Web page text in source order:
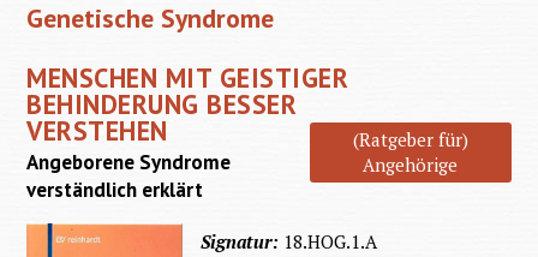
Genetische Syndrome
MENSCHEN MIT GEISTIGER
BEHINDERUNG BESSER
VERSTEHEN
(Ratgeber für)
Angehörige
Angeborene Syndrome
verständlich erklärt
Signatur: 18.HOG.1.A